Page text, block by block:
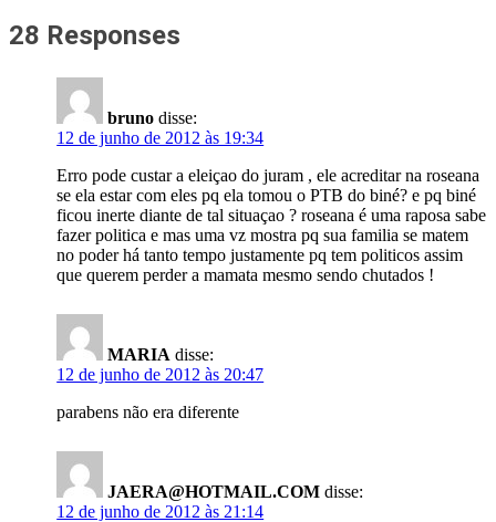
28 Responses
bruno disse:
12 de junho de 2012 às 19:34
Erro pode custar a eleiçao do juram , ele acreditar na roseana
se ela estar com eles pq ela tomou o PTB do biné? e pq biné
ficou inerte diante de tal situaçao ? roseana é uma raposa sabe
fazer politica e mas uma vz mostra pq sua familia se matem
no poder há tanto tempo justamente pq tem politicos assim
que querem perder a mamata mesmo sendo chutados !
MARIA disse:
12 de junho de 2012 às 20:47
parabens não era diferente
JAERA@HOTMAIL.COM disse:
12 de junho de 2012 às 21:14